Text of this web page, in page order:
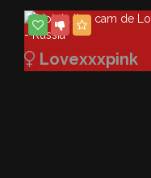
Publicité Publicité
Lovexxxpink